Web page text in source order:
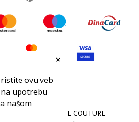
2026 ©DEMODE COUTURE
ovu veb
upotrebu
našom
✕